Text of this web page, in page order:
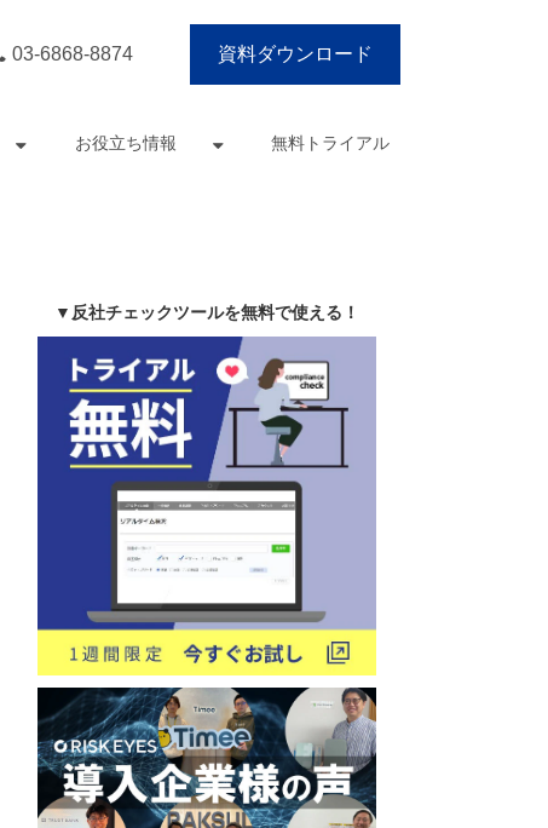
03-6868-8874 資料ダウンロード
お役立ち情報 無料トライアル
▼反社チェックツールを無料で使える！